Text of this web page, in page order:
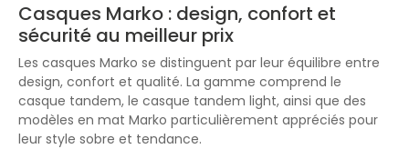
Casques Marko : design, confort et
sécurité au meilleur prix
Les casques Marko se distinguent par leur équilibre entre
design, confort et qualité. La gamme comprend le
casque tandem, le casque tandem light, ainsi que des
modèles en mat Marko particulièrement appréciés pour
leur style sobre et tendance.